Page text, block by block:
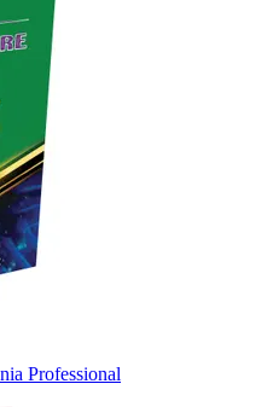
Professional